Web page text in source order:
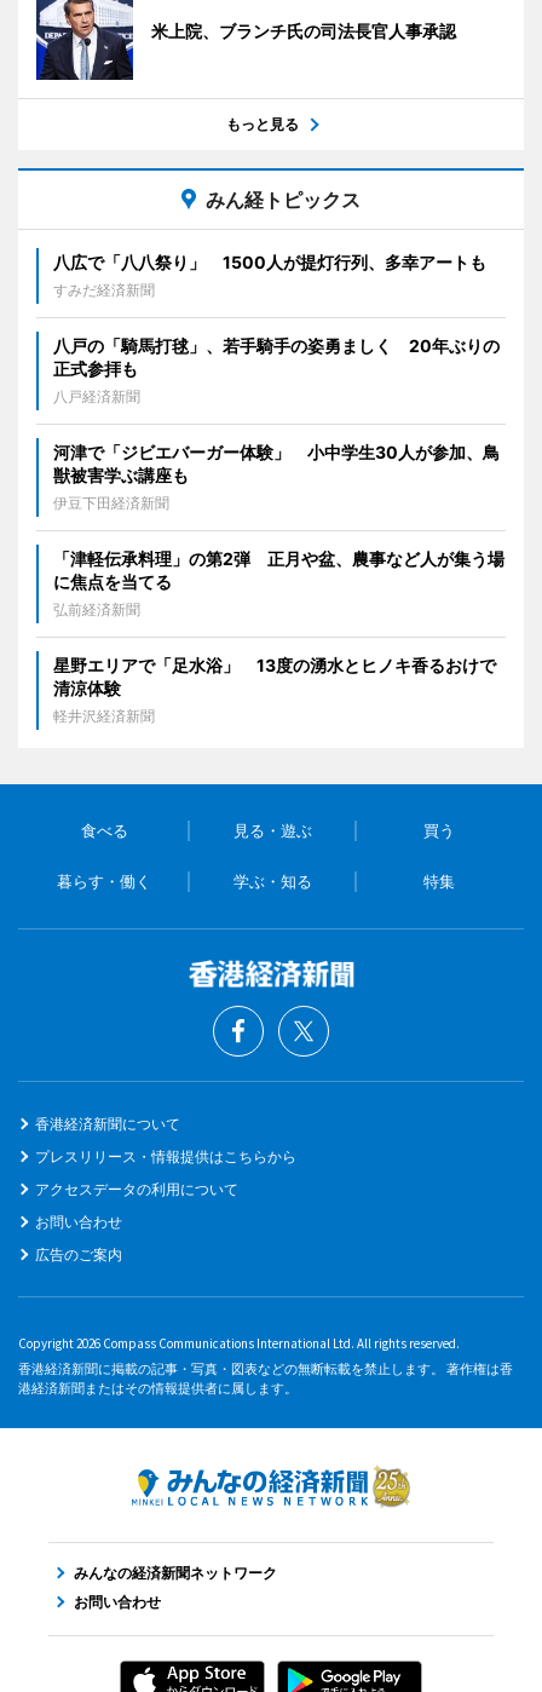
米上院、ブランチ氏の司法長官人事承認
もっと見る
みん経トピックス
八広で「八八祭り」 1500人が提灯行列、多幸アートも
すみだ経済新聞
八戸の「騎馬打毬」、若手騎手の姿勇ましく 20年ぶりの
正式参拝も
八戸経済新聞
河津で「ジビエバーガー体験」 小中学生30人が参加、鳥
獣被害学ぶ講座も
伊豆下田経済新聞
「津軽伝承料理」の第2弾 正月や盆、農事など人が集う場
に焦点を当てる
弘前経済新聞
星野エリアで「足水浴」 13度の湧水とヒノキ香るおけで
清涼体験
軽井沢経済新聞
食べる 見る・遊ぶ 買う
暮らす・働く 学ぶ・知る 特集
香港経済新聞について
プレスリリース・情報提供はこちらから
アクセスデータの利用について
お問い合わせ
広告のご案内
Copyright 2026 Compass Communications International Ltd. All rights reserved.
香港経済新聞に掲載の記事・写真・図表などの無断転載を禁止します。 著作権は香
港経済新聞またはその情報提供者に属します。
みんなの経済新聞ネットワーク
お問い合わせ